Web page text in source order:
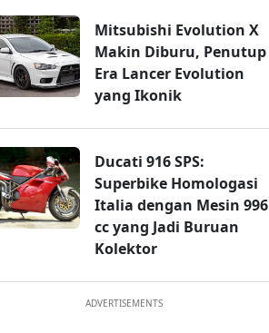
Mitsubishi Evolution X
Makin Diburu, Penutup
Era Lancer Evolution
yang Ikonik
Ducati 916 SPS:
Superbike Homologasi
Italia dengan Mesin 996
cc yang Jadi Buruan
Kolektor
ADVERTISEMENTS